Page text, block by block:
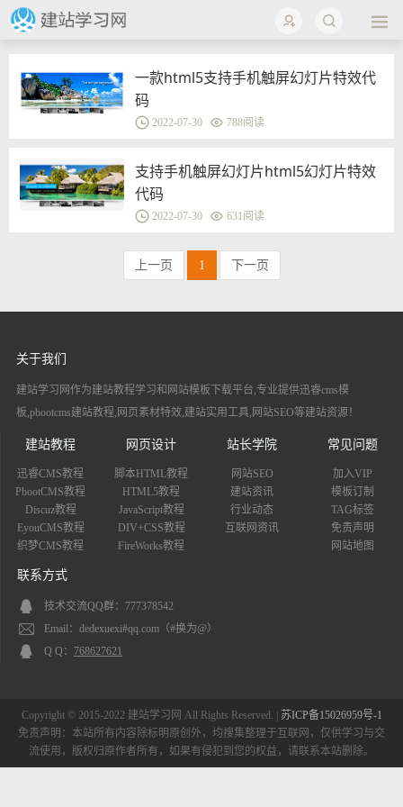
一款html5支持手机触屏幻灯片特效代
码
2022-07-30 788阅读
支持手机触屏幻灯片html5幻灯片特效
代码
2022-07-30 631阅读
上一页 1 下一页
关于我们
建站学习网作为建站教程学习和网站模板下载平台,专业提供迅睿cms模
板,pbootcms建站教程,网页素材特效,建站实用工具,网站SEO等建站资源！
建站教程
迅睿CMS教程
PbootCMS教程
Discuz教程
EyouCMS教程
织梦CMS教程
网页设计
脚本HTML教程
HTML5教程
JavaScript教程
DIV+CSS教程
FireWorks教程
站长学院
网站SEO
建站资讯
行业动态
互联网资讯
常见问题
加入VIP
模板订制
TAG标签
免责声明
网站地图
联系方式
技术交流QQ群：777378542
Email：dedexuexi#qq.com（#换为@）
Q Q： 768627621
Copyright © 2015-2022 建站学习网 All Rights Reserved. |
苏ICP备15026959号-1
免责声明：本站所有内容除标明原创外，均搜集整理于互联网，仅供学习与交
流使用，版权归原作者所有，如果有侵犯到您的权益，请联系本站删除。